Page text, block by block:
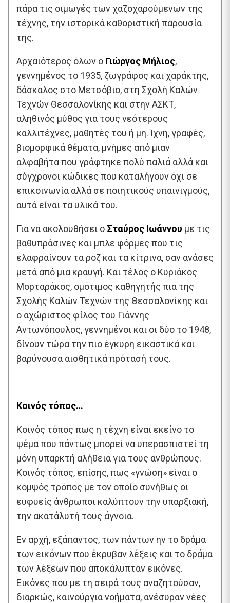
πάρα τις οιμωγές των χαζοχαρούμενων της
τέχνης, την ιστορικά καθοριστική παρουσία
της.
Αρχαιότερος όλων ο Γιώργος Μήλιος,
γεννημένος το 1935, ζωγράφος και χαράκτης,
δάσκαλος στο Μετσόβιο, στη Σχολή Καλών
Τεχνών Θεσσαλονίκης και στην ΑΣΚΤ,
αληθινός μύθος για τους νεότερους
καλλιτέχνες, μαθητές του ή μη. Ίχνη, γραφές,
βιομορφικά θέματα, μνήμες από μιαν
αλφαβήτα που γράφτηκε πολύ παλιά αλλά και
σύγχρονοι κώδικες που καταλήγουν όχι σε
επικοινωνία αλλά σε ποιητικούς υπαινιγμούς,
αυτά είναι τα υλικά του.
Για να ακολουθήσει ο Σταύρος Ιωάννου με τις
βαθυπράσινες και μπλε φόρμες που τις
ελαφραίνουν τα ροζ και τα κίτρινα, σαν ανάσες
μετά από μια κραυγή. Και τέλος ο Κυριάκος
Μορταράκος, ομότιμος καθηγητής πια της
Σχολής Καλών Τεχνών της Θεσσαλονίκης και
ο αχώριστος φίλος του Γιάννης
Αντωνόπουλος, γεννημένοι και οι δύο το 1948,
δίνουν τώρα την πιο έγκυρη εικαστικά και
βαρύνουσα αισθητικά πρότασή τους.
Κοινός τόπος…
Κοινός τόπος πως η τέχνη είναι εκείνο το
ψέμα που πάντως μπορεί να υπερασπιστεί τη
μόνη υπαρκτή αλήθεια για τους ανθρώπους.
Κοινός τόπος, επίσης, πως «γνώση» είναι ο
κομψός τρόπος με τον οποίο συνήθως οι
ευφυείς άνθρωποι καλύπτουν την υπαρξιακή,
την ακατάλυτή τους άγνοια.
Εν αρχή, εξάπαντος, των πάντων ην το δράμα
των εικόνων που έκρυβαν λέξεις και το δράμα
των λέξεων που αποκάλυπταν εικόνες.
Εικόνες που με τη σειρά τους αναζητούσαν,
διαρκώς, καινούργια νοήματα, ανέσυραν νέες